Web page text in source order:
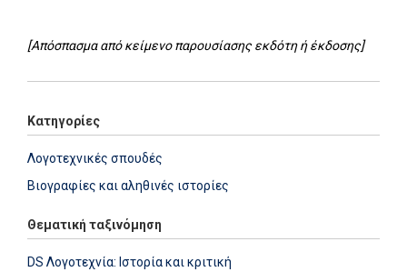
[Απόσπασμα από κείμενο παρουσίασης εκδότη ή έκδοσης]
Κατηγορίες
Λογοτεχνικές σπουδές
Βιογραφίες και αληθινές ιστορίες
Θεματική ταξινόμηση
DS Λογοτεχνία: Ιστορία και κριτική